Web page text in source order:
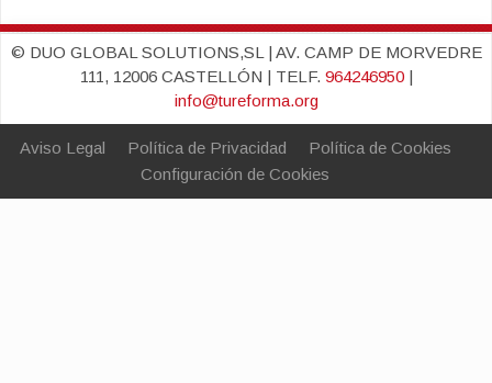
© DUO GLOBAL SOLUTIONS,SL | AV. CAMP DE MORVEDRE
111, 12006 CASTELLÓN | TELF. 964246950|
info@tureforma.org
Aviso Legal Política de Privacidad
Política de Cookies
Configuración de Cookies